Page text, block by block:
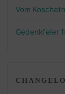
Vom
Gedenkfeier